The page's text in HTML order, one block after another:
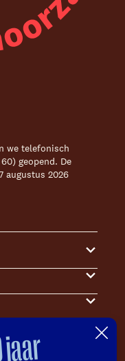
we telefonisch
geopend. De
augustus 2026